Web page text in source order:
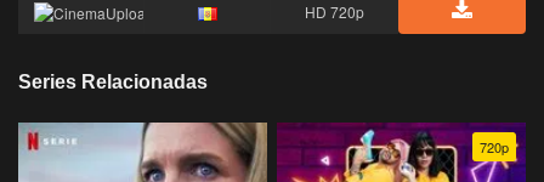
HD 720p
Series Relacionadas
720p